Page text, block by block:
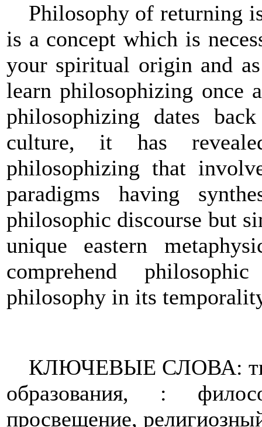
Philosophy of returning
is a concept which is
your spiritual origin and
learn philosophizing once
philosophizing dates
culture, it has
philosophizing that
paradigms having
philosophic discourse but
unique eastern
comprehend
philosophy in its
КЛЮЧЕВЫЕ СЛОВА:
образования, :
просвещение,